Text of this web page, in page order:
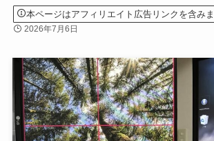
本ページはアフィリエイト広告リンクを含み
2026年7月6日